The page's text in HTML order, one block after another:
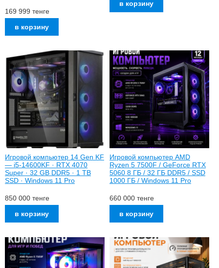
169 999 тенге
Игровой компьютер 14 Gen KF
— i5-14600KF · RTX 4070
Super · 32 GB DDR5 · 1 TB
SSD · Windows 11 Pro
850 000 тенге
Игровой компьютер AMD
Ryzen 5 7500F / GeForce RTX
5060 8 ГБ / 32 ГБ DDR5 / SSD
1000 ГБ / Windows 11 Pro
660 000 тенге